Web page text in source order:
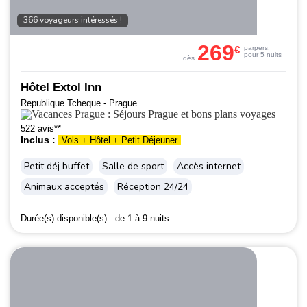
366 voyageurs intéressés !
Hôtel Extol Inn
Republique Tcheque - Prague
522 avis**
Inclus : Vols + Hôtel + Petit Déjeuner
Petit déj buffet Salle de sport
Accès internet
Animaux acceptés
Réception 24/24
Durée(s) disponible(s) : de 1 à 9 nuits
dès 269€ parpers.
pour 5 nuits